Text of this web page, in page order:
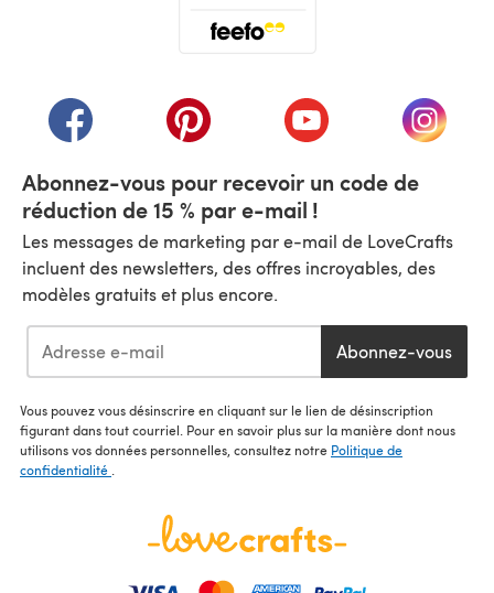
(s'ouvre dans un nouvel onglet)
(s'ouvre dans un nouvel onglet)
(s'ouvre dans un(s'ouvre
Abonnez-vous pour recevoir un code de
réduction de 15 % par e-mail !
Les messages de marketing par e-mail de LoveCrafts
incluent des newsletters, des offres incroyables, des
modèles gratuits et plus encore.
Abonnez-vous
Vous pouvez vous désinscrire en cliquant sur le lien de désinscription
figurant dans tout courriel. Pour en savoir plus sur la manière dont nous
utilisons vos données personnelles, consultez notre Politique de
confidentialité